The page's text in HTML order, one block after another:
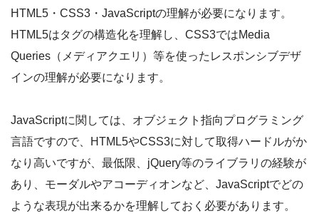
HTML5・CSS3・JavaScriptの理解が必要になります。
HTML5はタグの構造化を理解し、CSS3ではMedia
Queries（メディアクエリ）等を使ったレスポンシブデザ
インの理解が必要になります。
JavaScriptに関しては、オブジェクト指向プログラミング
言語ですので、HTML5やCSS3に対して取得ハードルがか
なり高いですが、最低限、jQuery等のライブラリの経験が
あり、モーダルやアコーディオンなど、JavaScriptでどの
ような表現が出来るかを理解しておく必要があります。